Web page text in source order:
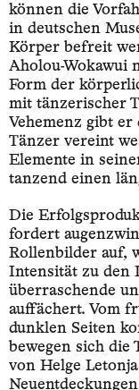
können die
in deutschen
Körper befreit
Aholou-Wokawui
Form der
mit tänzerischer
Vehemenz gibt er
Tänzer vereint
Elemente in
tanzend einen
Die
fordert
Rollenbilder auf,
Intensität zu den
überraschende
auffächert. Vom
dunklen Seiten
bewegen sich die
von Helge